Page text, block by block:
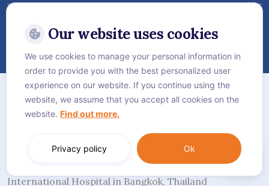
Follow Vejthani International
Hospital
ផែនទីគេហទំព័រ
គោលការណ៍​ភាព​ឯកជន
© Vejthani International Hospital | JCI Accredited
International Hospital in Bangkok, Thailand
Language:ភាសាខ្មែរ
Our website uses cookies
We use cookies to manage your personal information in
order to provide you with the best personalized user
experience on our website. If you continue using the
website, we assume that you accept all cookies on the
website. Find out more.
Ok
Privacy policy